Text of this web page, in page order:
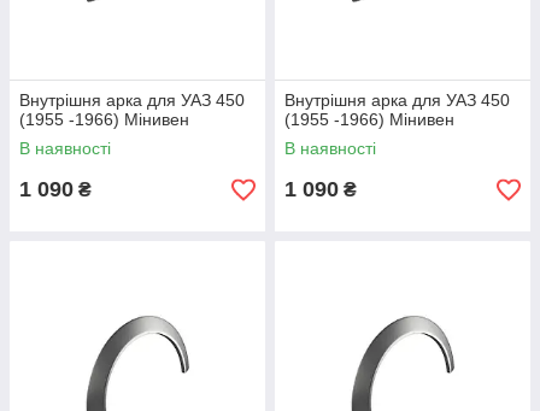
Внутрішня арка для УАЗ 450
(1955 -1966) Мінивен
В наявності
1 090 ₴
Внутрішня арка для УАЗ 450
(1955 -1966) Мінивен
В наявності
1 090 ₴